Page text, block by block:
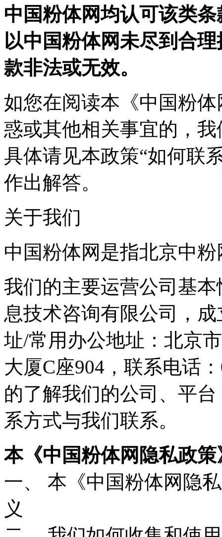
中国粉体网均认可该类
以中国粉体网未尽到合
款非法或无效。
如您在阅读本《中国粉
惑或其他相关事宜的，
具体请见本政策“如何联
作出解答。
关于我们
中国粉体网是指北京中
我们的主要运营公司基
息技术咨询有限公司，
址/常用办公地址：北京
大厦C座904，联系电话
的了解我们的公司、平
系方式与我们联系。
本《中国粉体网隐私政
一、 本《中国粉体网隐
义